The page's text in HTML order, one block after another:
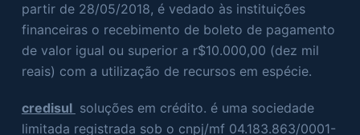
partir de 28/05/2018, é vedado às instituições
financeiras o recebimento de boleto de pagamento
de valor igual ou superior a r$10.000,00 (dez mil
reais) com a utilização de recursos em espécie.
credisul soluções em crédito. é uma sociedade
limitada registrada sob o cnpj/mf 04.183.863/0001-